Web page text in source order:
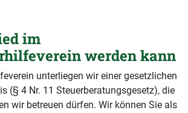
im
werden kann
unterliegen wir einer gesetzlichen
(§ 4 Nr. 11 Steuerberatungsgesetz), die
wir betreuen dürfen. Wir können Sie als